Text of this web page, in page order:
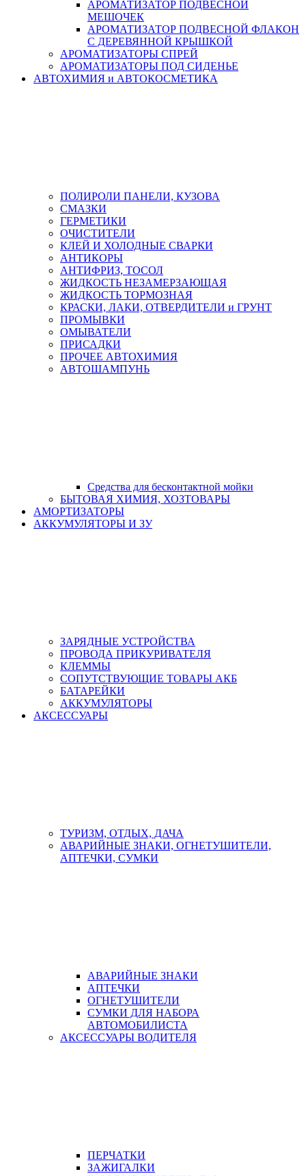
АРОМАТИЗАТОР ПОДВЕСНОЙ
МЕШОЧЕК
АРОМАТИЗАТОР ПОДВЕСНОЙ ФЛАКОН
С ДЕРЕВЯННОЙ КРЫШКОЙ
АРОМАТИЗАТОРЫ СПРЕЙ
АРОМАТИЗАТОРЫ ПОД СИДЕНЬЕ
АВТОХИМИЯ и АВТОКОСМЕТИКА
ПОЛИРОЛИ ПАНЕЛИ, КУЗОВА
СМАЗКИ
ГЕРМЕТИКИ
ОЧИСТИТЕЛИ
КЛЕЙ И ХОЛОДНЫЕ СВАРКИ
АНТИКОРЫ
АНТИФРИЗ, ТОСОЛ
ЖИДКОСТЬ НЕЗАМЕРЗАЮЩАЯ
ЖИДКОСТЬ ТОРМОЗНАЯ
КРАСКИ, ЛАКИ, ОТВЕРДИТЕЛИ и ГРУНТ
ПРОМЫВКИ
ОМЫВАТЕЛИ
ПРИСАДКИ
ПРОЧЕЕ АВТОХИМИЯ
АВТОШАМПУНЬ
Средства для бесконтактной мойки
БЫТОВАЯ ХИМИЯ, ХОЗТОВАРЫ
АМОРТИЗАТОРЫ
АККУМУЛЯТОРЫ И ЗУ
ЗАРЯДНЫЕ УСТРОЙСТВА
ПРОВОДА ПРИКУРИВАТЕЛЯ
КЛЕММЫ
СОПУТСТВУЮЩИЕ ТОВАРЫ АКБ
БАТАРЕЙКИ
АККУМУЛЯТОРЫ
АКСЕСCУАРЫ
ТУРИЗМ, ОТДЫХ, ДАЧА
АВАРИЙНЫЕ ЗНАКИ, ОГНЕТУШИТЕЛИ,
АПТЕЧКИ, СУМКИ
АВАРИЙНЫЕ ЗНАКИ
АПТЕЧКИ
ОГНЕТУШИТЕЛИ
СУМКИ ДЛЯ НАБОРА
АВТОМОБИЛИСТА
АКСЕССУАРЫ ВОДИТЕЛЯ
ПЕРЧАТКИ
ЗАЖИГАЛКИ